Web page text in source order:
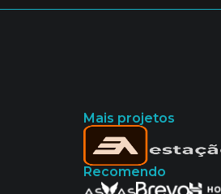
Mais projetos
Recomendo